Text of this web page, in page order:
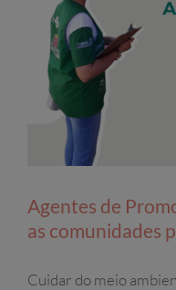
Agentes de
as comunidades
Cuidar do meio